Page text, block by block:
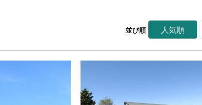
並び順 人気順